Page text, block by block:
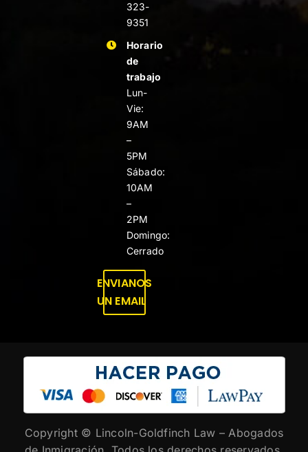
323-
9351
Horario
de
trabajo
Lun-
Vie:
9AM
–
5PM
Sábado:
10AM
–
2PM
Domingo:
Cerrado
ENVIANOS
UN EMAIL
Copyright © Lincoln-Goldfinch Law – Abogados